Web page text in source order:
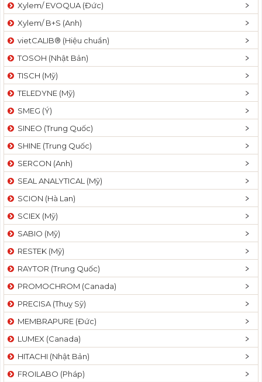
v
a
t
n
Xylem/ EVOQUA (Đức)
Xylem/ B+S (Anh)
vietCALIB® (Hiệu chuẩn)
TOSOH (Nhật Bản)
TISCH (Mỹ)
TELEDYNE (Mỹ)
SMEG (Ý)
SINEO (Trung Quốc)
SHINE (Trung Quốc)
SERCON (Anh)
SEAL ANALYTICAL (Mỹ)
SCION (Hà Lan)
SCIEX (Mỹ)
SABIO (Mỹ)
RESTEK (Mỹ)
RAYTOR (Trung Quốc)
PROMOCHROM (Canada)
PRECISA (Thuỵ Sỹ)
MEMBRAPURE (Đức)
LUMEX (Canada)
HITACHI (Nhật Bản)
FROILABO (Pháp)